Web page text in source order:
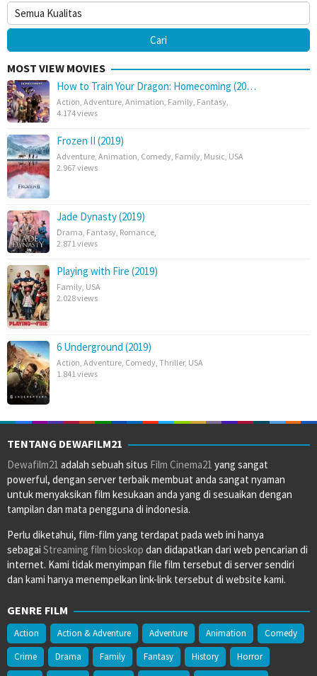
MOST VIEW MOVIES
How to Train Your Dragon: Homecoming (20…
Action, Adventure, Animation, Family, Fantasy,
4.174 views
Frozen II (2019)
Adventure, Animation, Comedy, Family, Music, USA
2.967 views
Jade Dynasty (2019)
Drama, Fantasy, Romance,
2.871 views
Playing with Fire (2019)
Family, USA
2.028 views
6 Underground (2019)
Action, Adventure, Comedy, Thriller, USA
1.841 views
TENTANG DEWAFILM21
Dewafilm21 adalah sebuah situs Film Cinema21 yang sangat
powerful, dengan server terbaik membuat anda sangat nyaman
untuk menyaksikan film kesukaan anda yang di sesuaikan dengan
tampilan dan mata pengguna di indonesia.
Perlu diketahui, film-film yang terdapat pada web ini hanya
sebagai Streaming film bioskop dan didapatkan dari web pencarian di
internet. Kami tidak menyimpan file film tersebut di server sendiri
dan kami hanya menempelkan link-link tersebut di website kami.
GENRE FILM
Action Action & Adventure Adventure Animation
Comedy
Crime
Drama Family Fantasy History
Horror